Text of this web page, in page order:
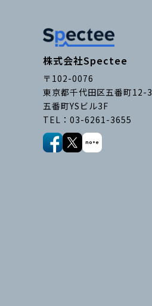
株式会社Spectee
〒102-0076
東京都千代田区五番町12-3
五番町YSビル3F
TEL：03-6261-3655